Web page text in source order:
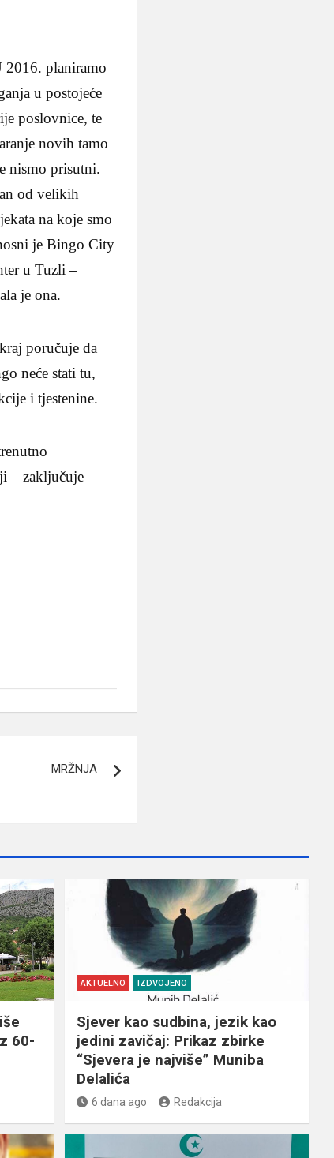
2016. planiramo
u postojeće
poslovnice, te
novih tamo
nismo prisutni.
od velikih
na koje smo
je Bingo City
u Tuzli –
je ona.
poručuje da
neće stati tu,
i tjestenine.
– zaključuje
MRŽNJA
60-
AKTUELNO IZDVOJENO
Sjever kao sudbina, jezik kao
jedini zavičaj: Prikaz zbirke
“Sjevera je najviše” Muniba
Delalića
6 dana ago Redakcija